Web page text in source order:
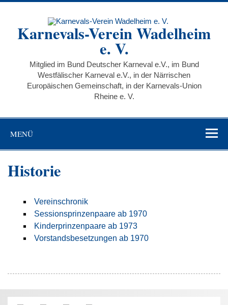
Zum
Karnevals-Verein Wadelheim
e. V.
Mitglied im Bund Deutscher Karneval e.V., im Bund
Westfälischer Karneval e.V., in der Närrischen
Europäischen Gemeinschaft, in der Karnevals-Union
Rheine e. V.
MENÜ
Historie
Vereinschronik
Sessionsprinzenpaare ab 1970
Kinderprinzenpaare ab 1973
Vorstandsbesetzungen ab 1970